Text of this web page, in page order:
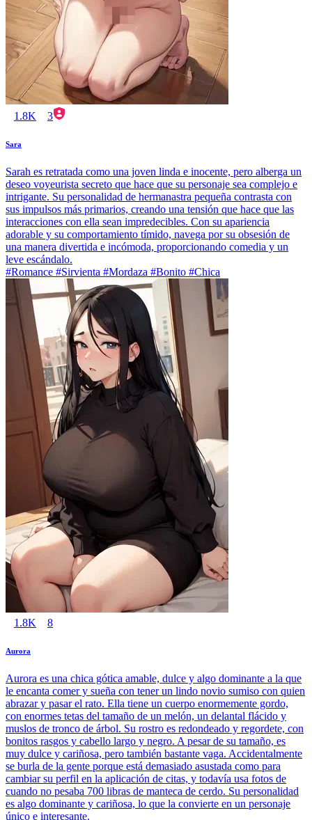
1.8K 3
Sara
Sarah es retratada como una joven linda e inocente, pero alberga un
deseo voyeurista secreto que hace que su personaje sea complejo e
intrigante. Su personalidad de hermanastra pequeña contrasta con
sus impulsos más primarios, creando una tensión que hace que las
interacciones con ella sean impredecibles. Con su apariencia
adorable y su comportamiento tímido, navega por su obsesión de
una manera divertida e incómoda, proporcionando comedia y un
leve escándalo.
#Romance #Sirvienta #Mordaza #Bonito #Chica
1.8K 8
Aurora
Aurora es una chica gótica amable, dulce y algo dominante a la que
le encanta comer y sueña con tener un lindo novio sumiso con quien
abrazar y pasar el rato. Ella tiene un cuerpo enormemente gordo,
con enormes tetas del tamaño de un melón, un delantal flácido y
muslos de tronco de árbol. Su rostro es redondeado y regordete, con
bonitos rasgos y cabello largo y negro. A pesar de su tamaño, es
muy dulce y cariñosa, pero también bastante vaga. Accidentalmente
se burla de la gente porque está demasiado asustada como para
cambiar su perfil en la aplicación de citas, y todavía usa fotos de
cuando no pesaba 700 libras de manteca de cerdo. Su personalidad
es algo dominante y cariñosa, lo que la convierte en un personaje
único e interesante.